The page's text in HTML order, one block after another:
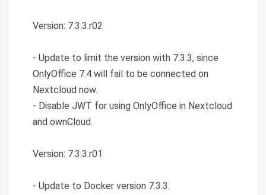
Version: 7.3.3.r02
- Update to limit the version with 7.3.3, since
OnlyOffice 7.4 will fail to be connected on
Nextcloud now.
- Disable JWT for using OnlyOffice in Nextcloud
and ownCloud.
Version: 7.3.3.r01
- Update to Docker version 7.3.3.